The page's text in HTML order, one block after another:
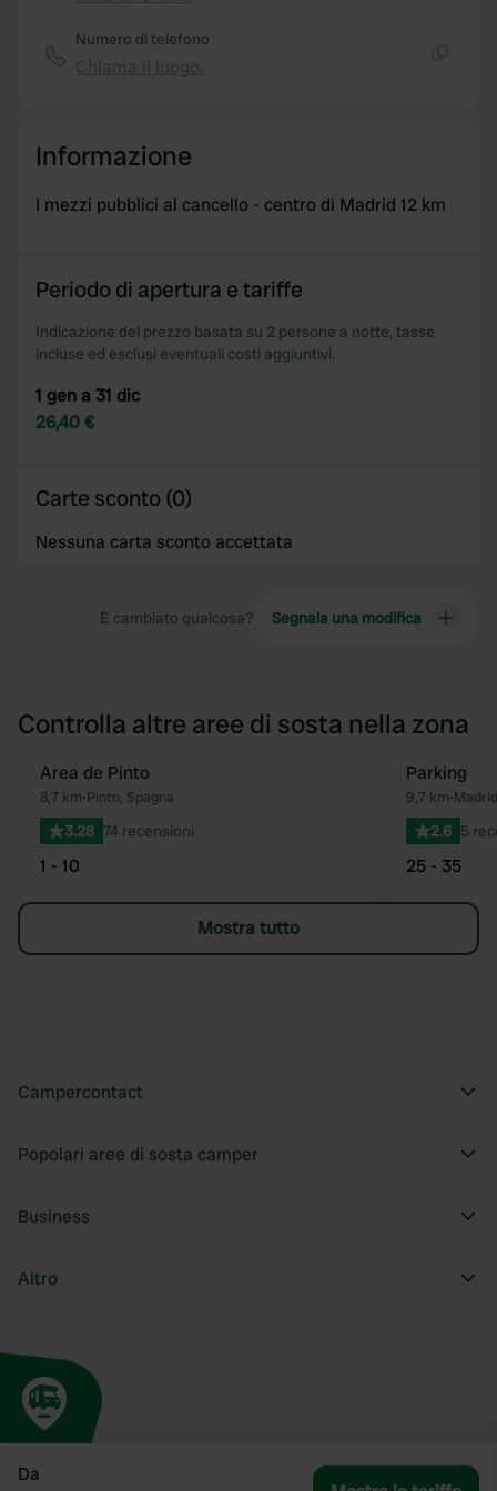
Da
Numero di telefono
Informazione
I mezzi pubblici al cancello - centro di Madrid 12 km
Periodo di apertura e tariffe
Indicazione del prezzo basata su 2 persone a notte, tasse
incluse ed esclusi eventuali costi aggiuntivi.
1 gen a 31 dic
26,40 €
Carte sconto (0)
Nessuna carta sconto accettata
È cambiato qualcosa? Segnala una modifica
Controlla altre aree di sosta nella zona
Preferito
Area de Pinto
8,7 km•Pinto, Spagna
3.28 74 recensioni
1 - 10
Parking
9,7 km•
2.6 5
25 - 35
Mostra tutto
Campercontact
Popolari aree di sosta camper
Business
Altro